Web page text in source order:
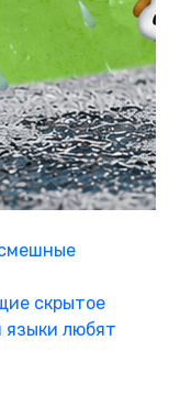
скрытое
языки любят